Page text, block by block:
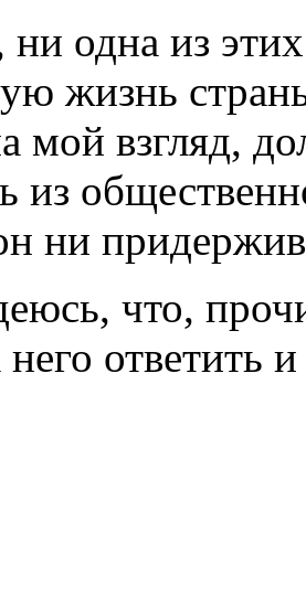
ни одна из
жизнь
мой взгляд,
из
ни
что,
ответить